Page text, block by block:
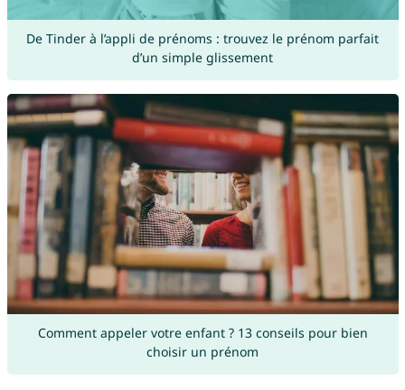
De Tinder à l’appli de prénoms : trouvez le prénom parfait
d’un simple glissement
Comment appeler votre enfant ? 13 conseils pour bien
choisir un prénom